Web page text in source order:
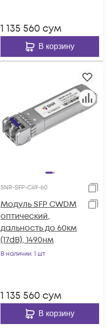
1 135 560 сум
В корзину
SNR-SFP-C49-60
Модуль SFP CWDM
оптический,
дальность до 60км
(17dB), 1490нм
В наличии: 1 шт
1 135 560 сум
В корзину